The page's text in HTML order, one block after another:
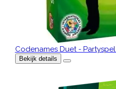
Codenames Duet - Partyspel
Bekijk details